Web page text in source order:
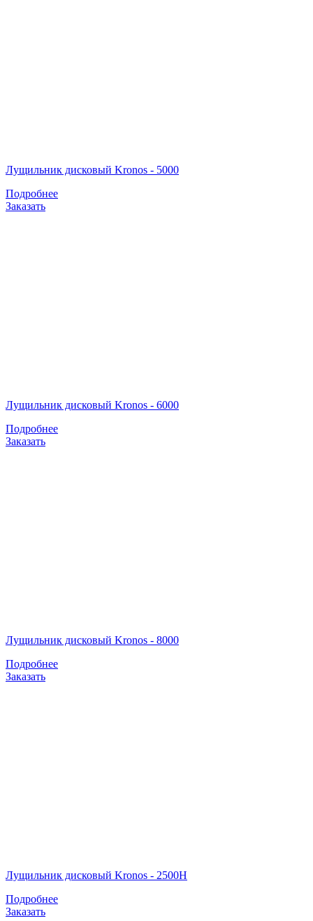
Лущильник дисковый Kronos - 5000
Подробнее
Заказать
Лущильник дисковый Kronos - 6000
Подробнее
Заказать
Лущильник дисковый Kronos - 8000
Подробнее
Заказать
Лущильник дисковый Kronos - 2500H
Подробнее
Заказать